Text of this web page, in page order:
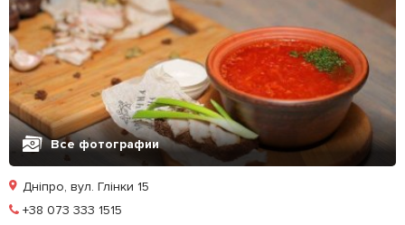
Все фотографии
Дніпро, вул. Глінки 15
+38 073 333 1515